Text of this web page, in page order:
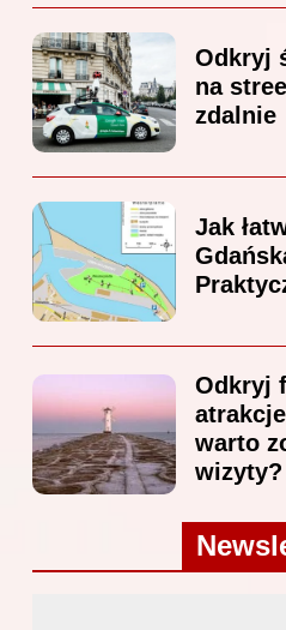
Odkryj
na
zdalnie
Jak
Odkryj
warto
wizyty?